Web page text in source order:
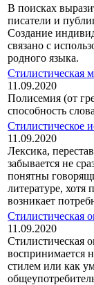
В поисках
писатели и
Создание
связано с
родного языка.
Стилистическая
11.09.2020
Полисемия (от
способ­ность
Стилистическое
11.09.2020
Лексика,
забывается не
понятны
литературе,
возникает
Стилистическая
11.09.2020
Стилистическая
воспринима­ется
стилем или как